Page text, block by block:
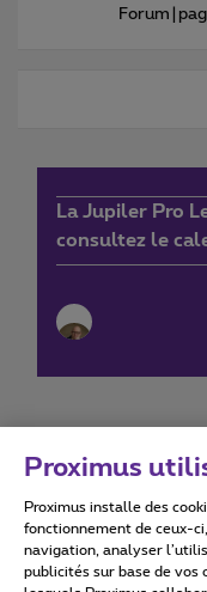
La Jupiler Pro
consultez le
Conditions
Proximus
Proximus installe des
fonctionnement de ceux-
navigation, analyser
publicités sur base de vos